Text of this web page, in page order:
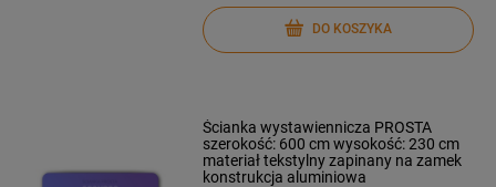
DO KOSZYKA
Ścianka wystawiennicza PROSTA
szerokość: 600 cm wysokość: 230 cm
materiał tekstylny zapinany na zamek
konstrukcja aluminiowa